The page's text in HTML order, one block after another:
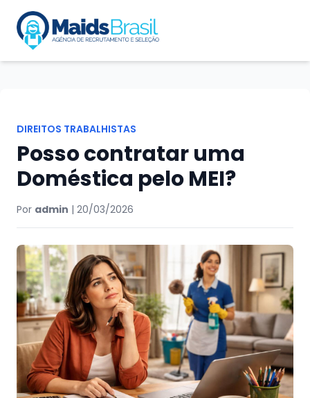
DIREITOS TRABALHISTAS
Posso contratar uma
Doméstica pelo MEI?
Por admin | 20/03/2026